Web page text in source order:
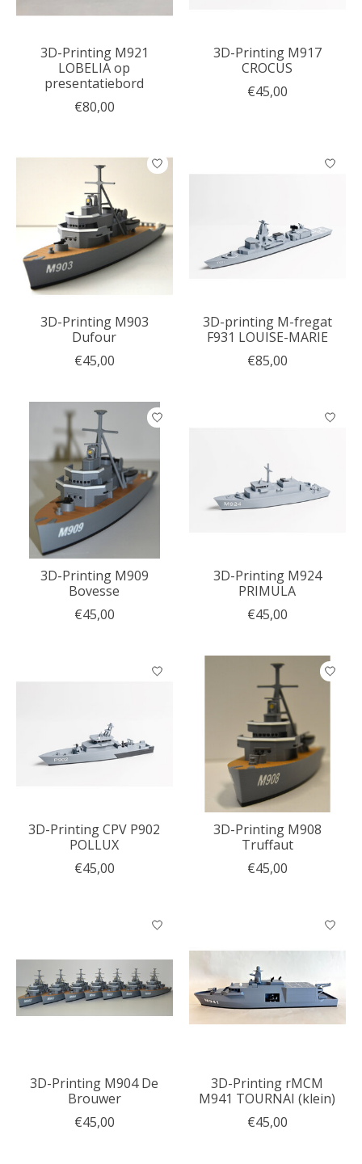
3D-Printing M921
LOBELIA op
presentatiebord
€80,00
3D-Printing M917
CROCUS
€45,00
3D-Printing M903
Dufour
€45,00
3D-printing M-fregat
F931 LOUISE-MARIE
€85,00
3D-Printing M909
Bovesse
€45,00
3D-Printing M924
PRIMULA
€45,00
3D-Printing CPV P902
POLLUX
€45,00
3D-Printing M908
Truffaut
€45,00
3D-Printing M904 De
Brouwer
€45,00
3D-Printing rMCM
M941 TOURNAI (klein)
€45,00